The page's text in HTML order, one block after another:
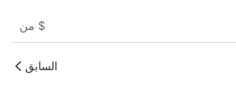
$
السابق